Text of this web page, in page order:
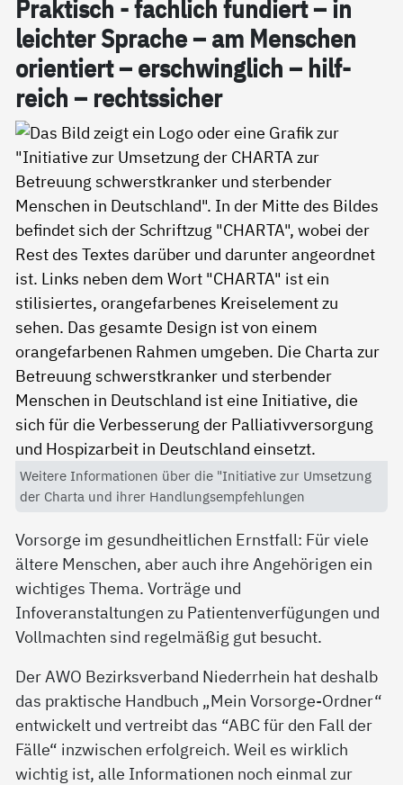
Prak­tisch - fach­lich fun­diert – in
leich­ter Spra­che – am Men­schen
ori­en­tiert – er­schwing­lich – hil­f­
reich – rechts­si­cher
Weitere Informationen über die "Initiative zur Umsetzung
der Charta und ihrer Handlungsempfehlungen
Vorsorge im gesundheitlichen Ernstfall: Für viele
ältere Menschen, aber auch ihre Angehörigen ein
wichtiges Thema. Vorträge und
Infoveranstaltungen zu Patientenverfügungen und
Vollmachten sind regelmäßig gut besucht.
Der AWO Bezirksverband Niederrhein hat deshalb
das praktische Handbuch „Mein Vorsorge-Ordner“
entwickelt und vertreibt das “ABC für den Fall der
Fälle“ inzwischen erfolgreich. Weil es wirklich
wichtig ist, alle Informationen noch einmal zur